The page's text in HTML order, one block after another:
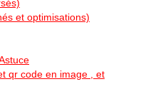
et optimisations)
qr code en image , et